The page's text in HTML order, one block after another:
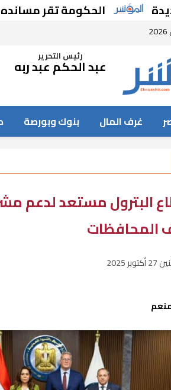
الحكومة تقر مسانده
رئيس التحرير
عبد الحكم عبد ربه
غرف المال بنوك وبورصة
البترول مستعد لدعم
المحافظات